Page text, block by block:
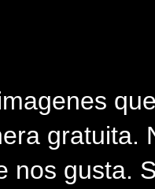
gratuita.
nos gusta.